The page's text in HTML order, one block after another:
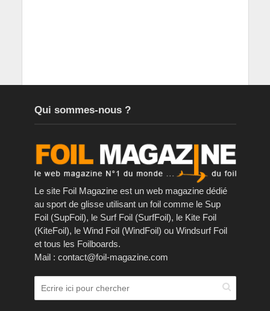
Qui sommes-nous ?
Le site Foil Magazine est un web magazine dédié
au sport de glisse utilisant un foil comme le Sup
Foil (SupFoil), le Surf Foil (SurfFoil), le Kite Foil
(KiteFoil), le Wind Foil (WindFoil) ou Windsurf Foil
et tous les Foilboards.
Mail : contact@foil-magazine.com